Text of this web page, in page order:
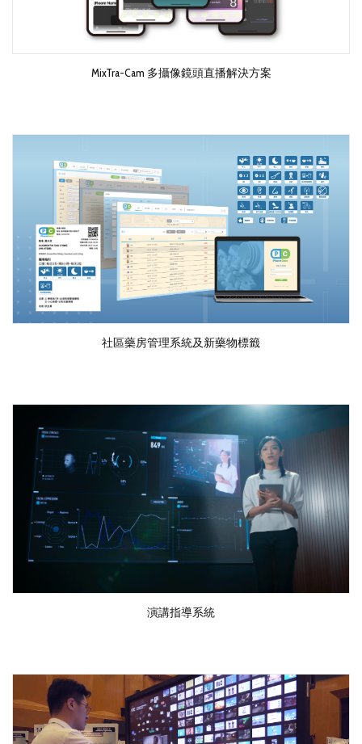
MixTra-Cam 多攝像鏡頭直播解決方案
社區藥房管理系統及新藥物標籤
演講指導系統